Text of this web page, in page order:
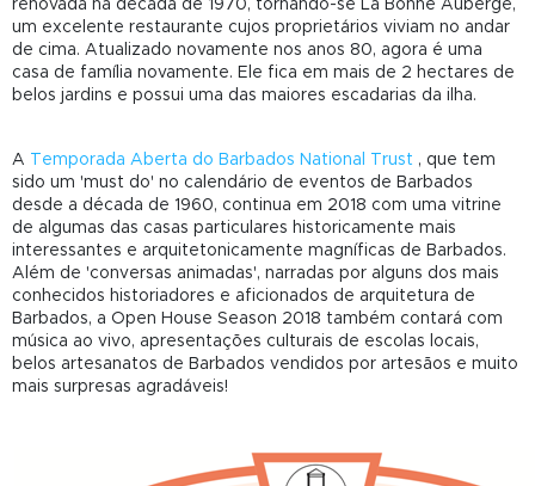
renovada na década de 1970, tornando-se La Bonne Auberge,
um excelente restaurante cujos proprietários viviam no andar
de cima. Atualizado novamente nos anos 80, agora é uma
casa de família novamente. Ele fica em mais de 2 hectares de
belos jardins e possui uma das maiores escadarias da ilha.
A Temporada Aberta do Barbados National Trust , que tem
sido um 'must do' no calendário de eventos de Barbados
desde a década de 1960, continua em 2018 com uma vitrine
de algumas das casas particulares historicamente mais
interessantes e arquitetonicamente magníficas de Barbados.
Além de 'conversas animadas', narradas por alguns dos mais
conhecidos historiadores e aficionados de arquitetura de
Barbados, a Open House Season 2018 também contará com
música ao vivo, apresentações culturais de escolas locais,
belos artesanatos de Barbados vendidos por artesãos e muito
mais surpresas agradáveis!